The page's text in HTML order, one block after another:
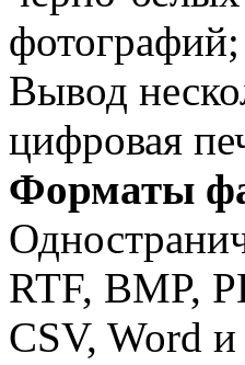
фотографий;
Вывод
цифровая
Форматы
RTF, BMP,
CSV, Word